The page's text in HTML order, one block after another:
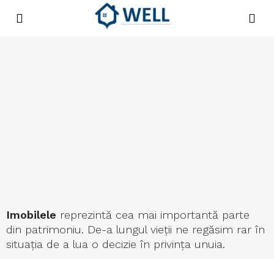
Imobilele reprezintă cea mai importantă parte
din patrimoniu. De-a lungul vieţii ne regăsim rar în
situaţia de a lua o decizie în privinţa unuia.